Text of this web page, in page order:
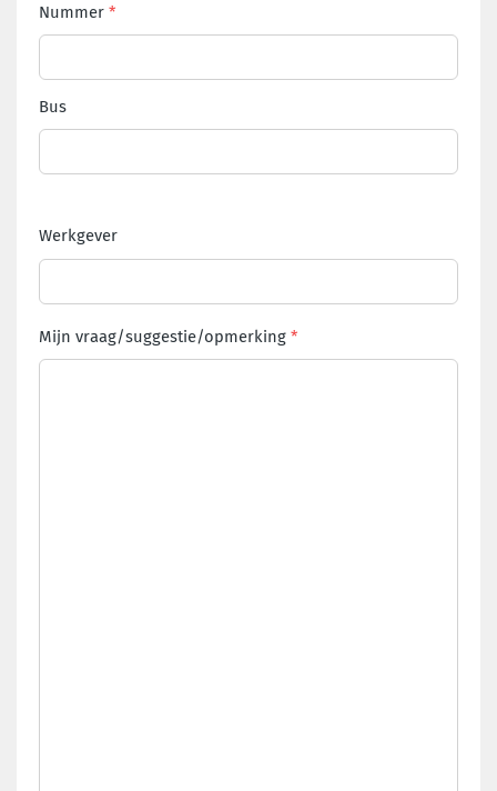
Nummer
Bus
Werkgever
Mijn vraag/suggestie/opmerking